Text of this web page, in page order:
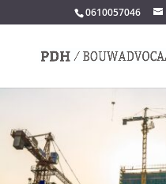
0610057046